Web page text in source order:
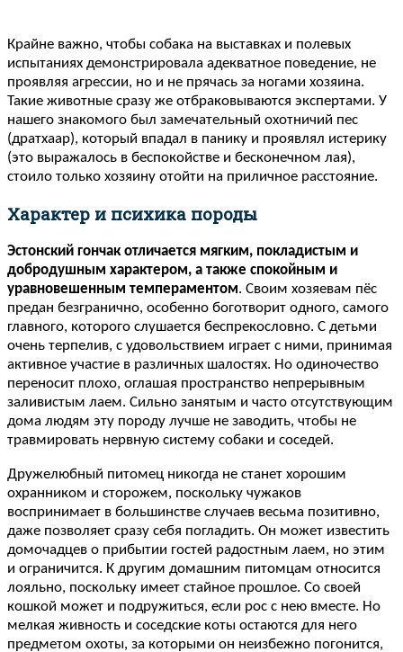
Крайне важно, чтобы собака на выставках и полевых
испытаниях демонстрировала адекватное поведение, не
проявляя агрессии, но и не прячась за ногами хозяина.
Такие животные сразу же отбраковываются экспертами. У
нашего знакомого был замечательный охотничий пес
(дратхаар), который впадал в панику и проявлял истерику
(это выражалось в беспокойстве и бесконечном лая),
стоило только хозяину отойти на приличное расстояние.
Характер и психика породы
Эстонский гончак отличается мягким, покладистым и
добродушным характером, а также спокойным и
уравновешенным темпераментом. Своим хозяевам пёс
предан безгранично, особенно боготворит одного, самого
главного, которого слушается беспрекословно. С детьми
очень терпелив, с удовольствием играет с ними, принимая
активное участие в различных шалостях. Но одиночество
переносит плохо, оглашая пространство непрерывным
заливистым лаем. Сильно занятым и часто отсутствующим
дома людям эту породу лучше не заводить, чтобы не
травмировать нервную систему собаки и соседей.
Дружелюбный питомец никогда не станет хорошим
охранником и сторожем, поскольку чужаков
воспринимает в большинстве случаев весьма позитивно,
даже позволяет сразу себя погладить. Он может известить
домочадцев о прибытии гостей радостным лаем, но этим
и ограничится. К другим домашним питомцам относится
лояльно, поскольку имеет стайное прошлое. Со своей
кошкой может и подружиться, если рос с нею вместе. Но
мелкая живность и соседские коты остаются для него
предметом охоты, за которыми он неизбежно погонится,